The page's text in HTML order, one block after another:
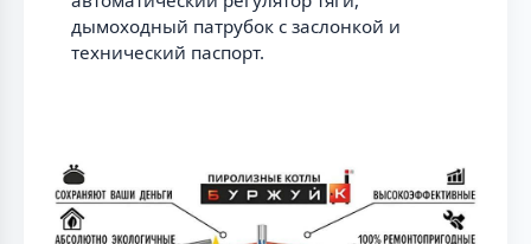
дымоходный патрубок с заслонкой и
технический паспорт.